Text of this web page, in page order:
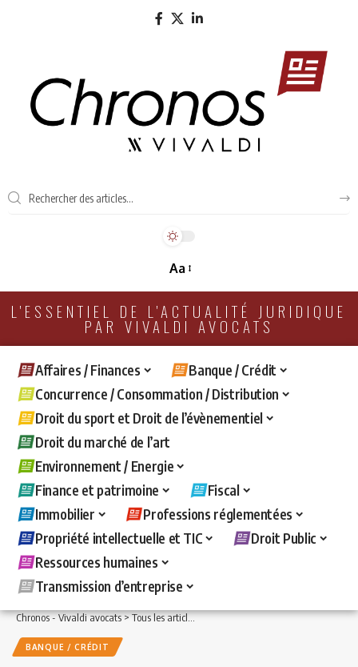
Aa
L'ESSENTIEL DE L'ACTUALITÉ JURIDIQUE
PAR VIVALDI AVOCATS
Affaires / Finances
Banque / Crédit
Concurrence / Consommation / Distribution
Droit du sport et Droit de l’évènementiel
Droit du marché de l’art
Environnement / Energie
Finance et patrimoine
Fiscal
Immobilier
Professions réglementées
Propriété intellectuelle et TIC
Droit Public
Ressources humaines
Transmission d’entreprise
Chronos - Vivaldi avocats>Tous les articles >Banque / Crédit>Clause de
BANQUE / CRÉDIT